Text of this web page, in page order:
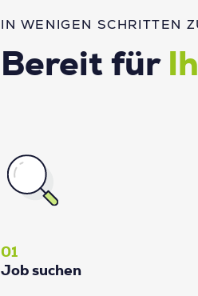
IN WENIGEN SCHRITTEN
Bereit für
01
Job suchen